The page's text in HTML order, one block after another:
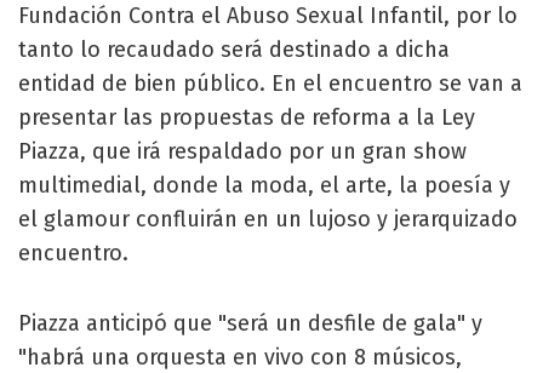
Fundación Contra el Abuso Sexual Infantil, por lo
tanto lo recaudado será destinado a dicha
entidad de bien público. En el encuentro se van a
presentar las propuestas de reforma a la Ley
Piazza, que irá respaldado por un gran show
multimedial, donde la moda, el arte, la poesía y
el glamour confluirán en un lujoso y jerarquizado
encuentro.
Piazza anticipó que "será un desfile de gala" y
"habrá una orquesta en vivo con 8 músicos,